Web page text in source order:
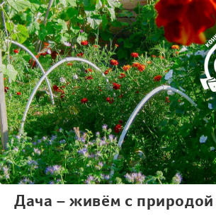
Дача – живём с природой